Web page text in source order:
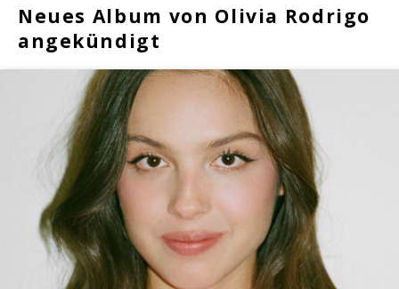
Neues Album von Olivia Rodrigo
angekündigt